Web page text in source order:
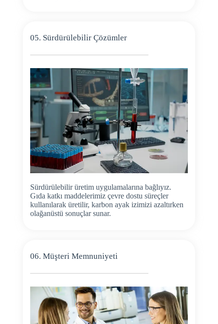
05. Sürdürülebilir Çözümler
Sürdürülebilir üretim uygulamalarına bağlıyız.
Gıda katkı maddelerimiz çevre dostu süreçler
kullanılarak üretilir, karbon ayak izimizi azaltırken
olağanüstü sonuçlar sunar.
06. Müşteri Memnuniyeti